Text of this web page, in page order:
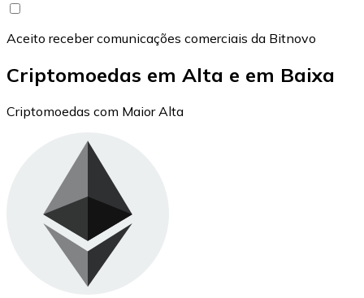
Aceito receber comunicações comerciais da Bitnovo
Criptomoedas em Alta e em Baixa
Criptomoedas com Maior Alta